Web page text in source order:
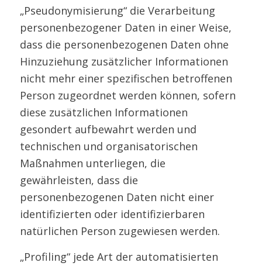
„Pseudonymisierung“ die Verarbeitung
personenbezogener Daten in einer Weise,
dass die personenbezogenen Daten ohne
Hinzuziehung zusätzlicher Informationen
nicht mehr einer spezifischen betroffenen
Person zugeordnet werden können, sofern
diese zusätzlichen Informationen
gesondert aufbewahrt werden und
technischen und organisatorischen
Maßnahmen unterliegen, die
gewährleisten, dass die
personenbezogenen Daten nicht einer
identifizierten oder identifizierbaren
natürlichen Person zugewiesen werden.
„Profiling“ jede Art der automatisierten